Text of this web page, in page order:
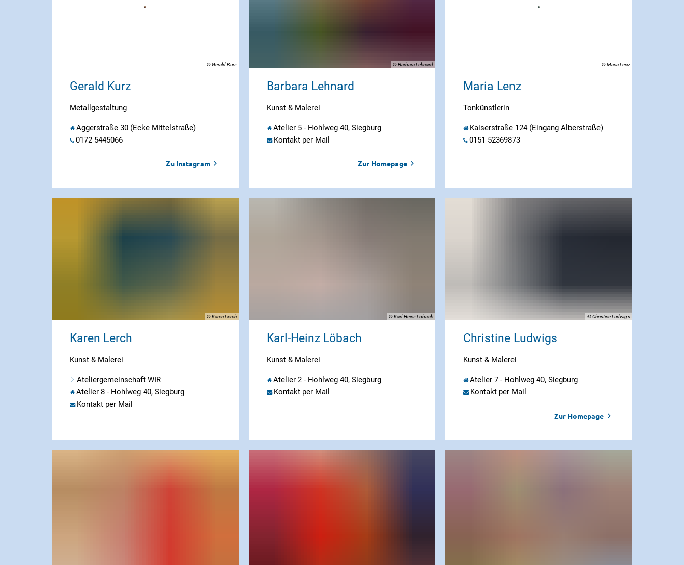
© Gerald Kurz
Gerald Kurz
Metallgestaltung
Aggerstraße 30 (Ecke Mittelstraße)
0172 5445066
Zu Instagram
© Barbara Lehnard
Barbara Lehnard
Kunst & Malerei
Atelier 5 - Hohlweg 40, Siegburg
Kontakt per Mail
Zur Homepage
© Maria Lenz
Maria Lenz
Tonkünstlerin
Kaiserstraße 124 (Eingang Alberstraße)
0151 52369873
© Karen Lerch
Karen Lerch
Kunst & Malerei
Ateliergemeinschaft WIR
Atelier 8 - Hohlweg 40, Siegburg
Kontakt per Mail
© Karl-Heinz Löbach
Karl-Heinz Löbach
Kunst & Malerei
Atelier 2 - Hohlweg 40, Siegburg
Kontakt per Mail
© Christine Ludwigs
Christine Ludwigs
Kunst & Malerei
Atelier 7 - Hohlweg 40, Siegburg
Kontakt per Mail
Zur Homepage